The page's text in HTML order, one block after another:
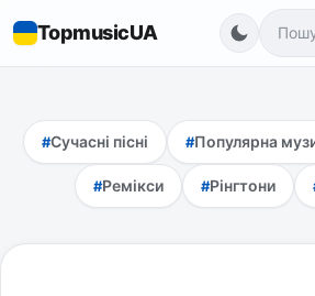
TopmusicUA
Сучасні пісні Популярна
Ремікси Рінгтони